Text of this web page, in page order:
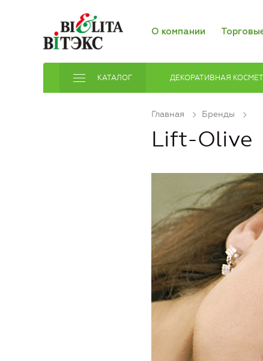
О компании
КАТАЛОГ ДЕКОРАТИВНАЯ
Главная Бренды
Lift-Olive